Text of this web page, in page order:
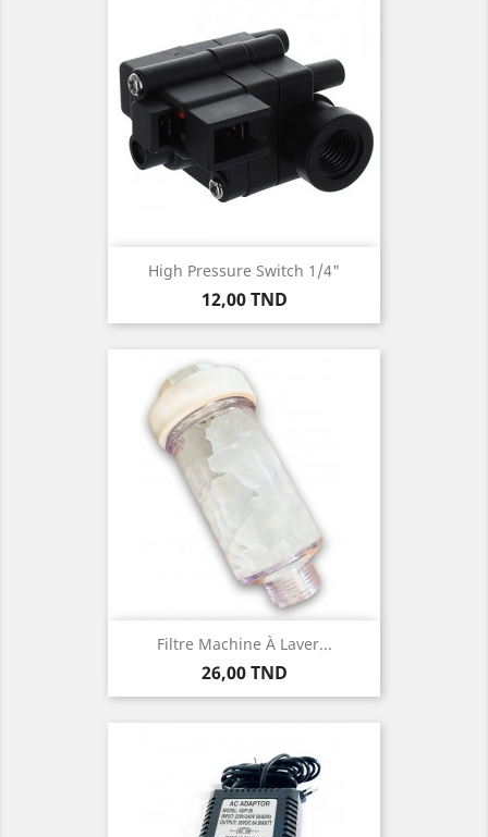
High Pressure Switch 1/4"
Prix
12,00 TND
Filtre Machine À Laver...
Prix
26,00 TND